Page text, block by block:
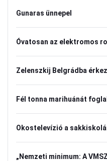
Gunaras ünnepel
Óvatosan az elektromos
Zelenszkij Belgrádba
Fél tonna marihuánát
Okostelevízió a
„Nemzeti minimum: A